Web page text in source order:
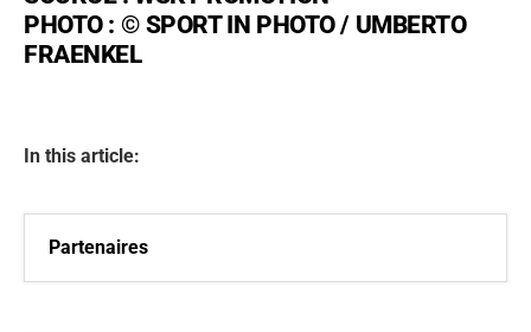
PHOTO : © SPORT IN PHOTO / UMBERTO
FRAENKEL
In this article:
Partenaires